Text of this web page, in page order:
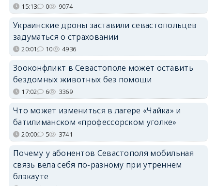
15:13 0 9074
Украинские дроны заставили севастопольцев
задуматься о страховании
20:01 10 4936
Зооконфликт в Севастополе может оставить
бездомных животных без помощи
17:02 6 3369
Что может измениться в лагере «Чайка» и
батилиманском «профессорском уголке»
20:00 5 3741
Почему у абонентов Севастополя мобильная
связь вела себя по-разному при утреннем
блэкауте